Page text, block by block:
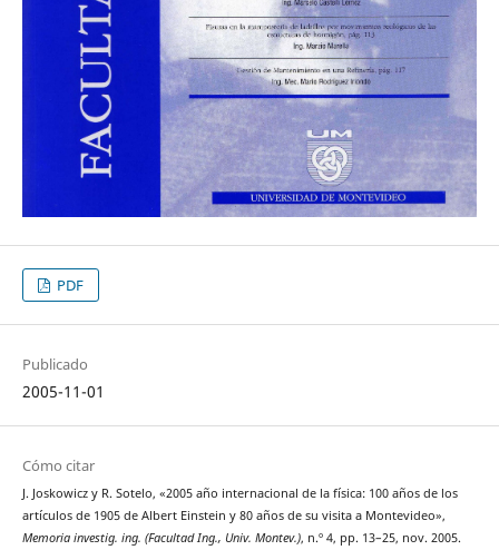
PDF
Publicado
2005-11-01
Cómo citar
J. Joskowicz y R. Sotelo, «2005 año internacional de la física: 100 años de los
artículos de 1905 de Albert Einstein y 80 años de su visita a Montevideo»,
Memoria investig. ing. (Facultad Ing., Univ. Montev.), n.º 4, pp. 13–25, nov. 2005.